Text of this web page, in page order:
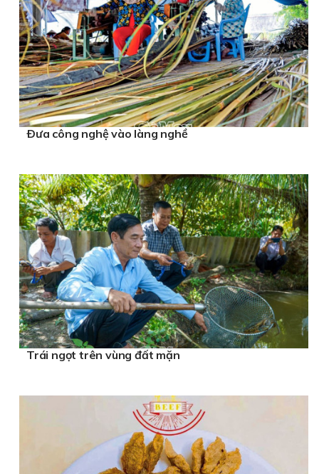
Ðưa công nghệ vào làng nghề
Trái ngọt trên vùng đất mặn